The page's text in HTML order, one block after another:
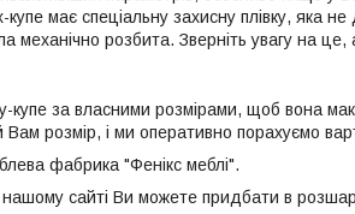
має спеціальну захисну плівку, яка
механічно розбита. Зверніть увагу на
за власними розмірами, щоб вона
Вам розмір, і ми оперативно порахуємо
фабрика "Фенікс меблі".
нашому сайті Ви можете придбати в